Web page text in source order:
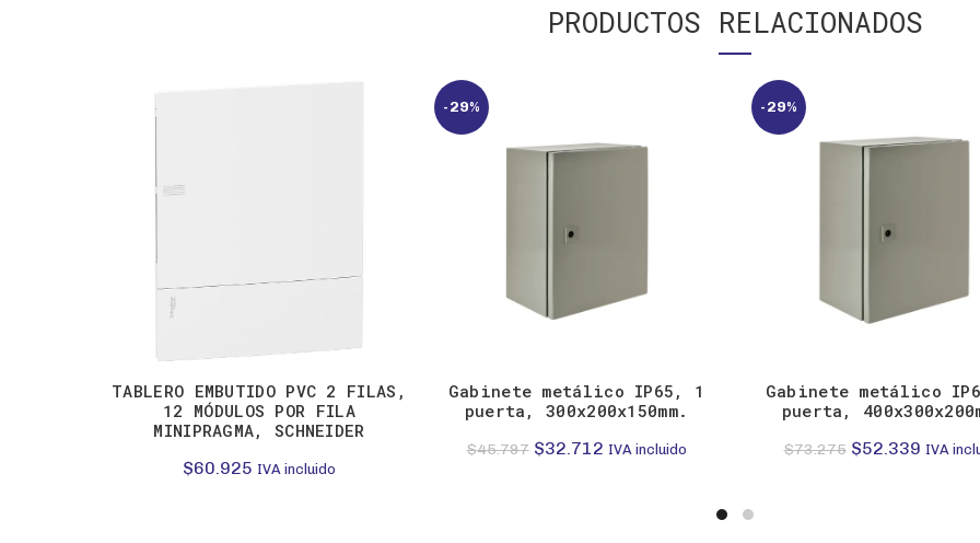
PRODUCTOS RELACIONADOS
TABLERO EMBUTIDO PVC 2 FILAS,
12 MÓDULOS POR FILA
MINIPRAGMA, SCHNEIDER
$60.925 IVA incluido
-29%
Gabinete metálico IP65, 1
puerta, 300x200x150mm.
$45.797 El
$32.712ElIVA incluido
-29%
Gabinete metálico
puerta,
$73.275 El
$52.339ElIVA